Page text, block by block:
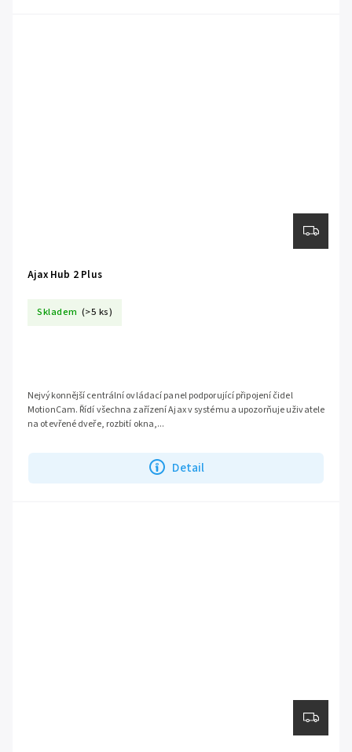
Ajax Hub 2 Plus
Skladem (>5 ks)
Detail
Nejvýkonnější centrální ovládací panel podporující připojení čidel
MotionCam. Řídí všechna zařízení Ajax v systému a upozorňuje uživatele
na otevřené dveře, rozbití okna,...